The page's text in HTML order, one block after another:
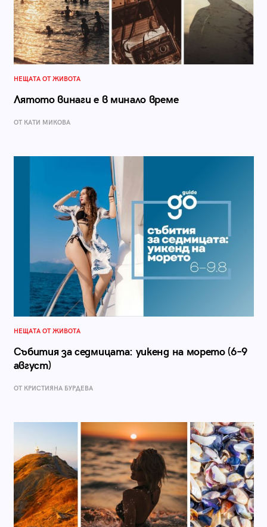
НЕЩАТА ОТ ЖИВОТА
Лятото винаги е в минало време
ОТ КАТИ МИКОВА
НЕЩАТА ОТ ЖИВОТА
Събития за седмицата: уикенд на морето (6–9
август)
ОТ КРИСТИЯНА БУРДЕВА